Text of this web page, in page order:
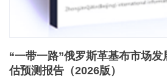
“一带一路”俄罗斯革基布市场
估预测报告（2026版）